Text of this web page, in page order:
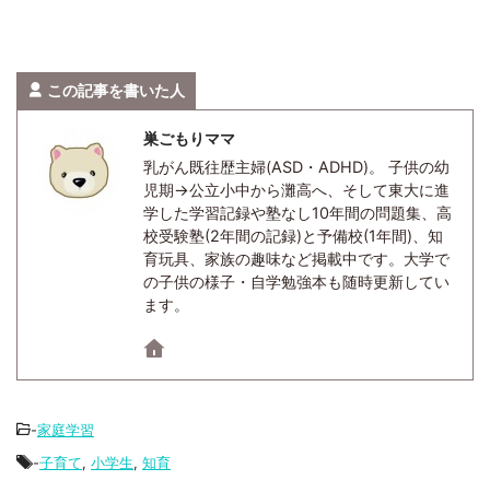
この記事を書いた人
巣ごもりママ
乳がん既往歴主婦(ASD・ADHD)。 子供の幼
児期→公立小中から灘高へ、そして東大に進
学した学習記録や塾なし10年間の問題集、高
校受験塾(2年間の記録)と予備校(1年間)、知
育玩具、家族の趣味など掲載中です。大学で
の子供の様子・自学勉強本も随時更新してい
ます。
-家庭学習
-子育て, 小学生, 知育